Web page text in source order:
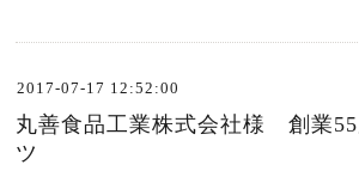
2017-07-17 12:52:00
丸善食品工業株式会社様 創業55
ツ